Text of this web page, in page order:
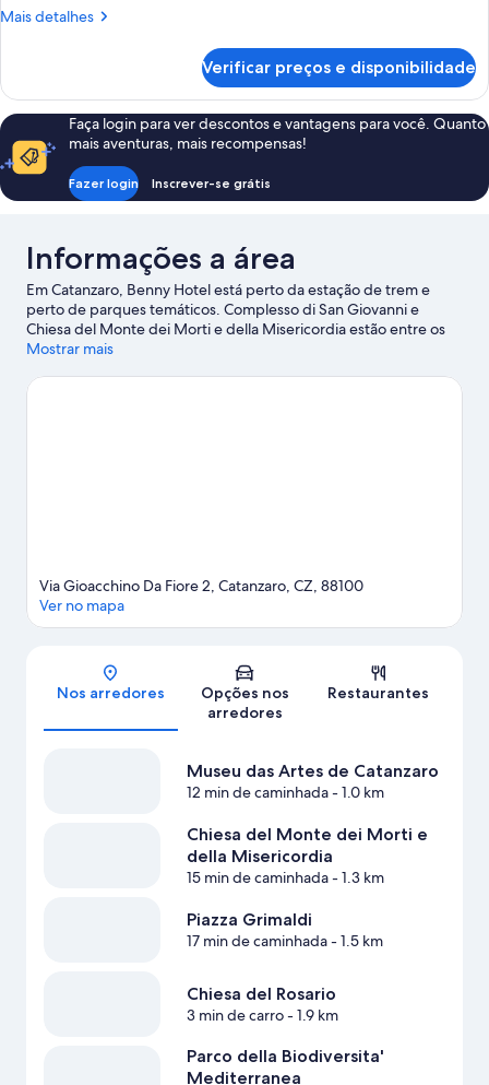
casal
individual
Mais detalhes
Mais
casal
de
uso
individual
Verificar preços e disponibilidade
Faça login para ver descontos e vantagens para você. Quanto
mais aventuras, mais recompensas!
Fazer login Inscrever-se grátis
Informações a área
Em Catanzaro, Benny Hotel está perto da estação de trem e
perto de parques temáticos. Complesso di San Giovanni e
Chiesa del Monte dei Morti e della Misericordia estão entre os
pontos mais famosos no local. No entanto, a região também
Natural.
Mostrar mais
Mapa
Via Gioacchino Da Fiore 2, Catanzaro, CZ, 88100
Ver no mapa
Nos arredores
Opções nos
arredores
Restaurantes
Museu das Artes de Catanzaro
12 min de caminhada- 1.0 km
Chiesa del Monte dei Morti e
della Misericordia
15 min de caminhada- 1.3 km
Piazza Grimaldi
17 min de caminhada- 1.5 km
Chiesa del Rosario
3 min de carro- 1.9 km
Parco della Biodiversita'
Mediterranea